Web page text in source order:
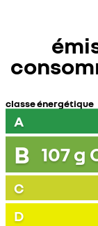
classe énergétique
A
B 107g
C
D